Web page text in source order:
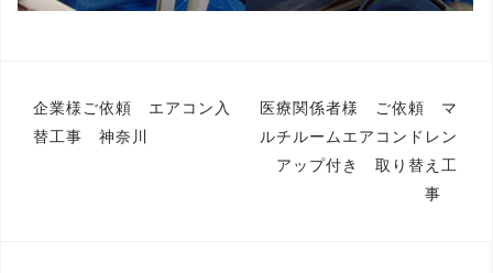
投
稿
企業様ご依頼 エアコン入
替工事 神奈川
医療関係者様 ご依頼 マ
ルチルームエアコンドレン
アップ付き 取り替え工
事